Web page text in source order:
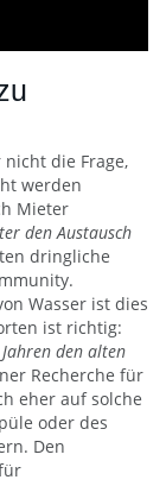
die Frage,
werden
Mieter
den Austausch
dringliche
Wasser ist dies
ist richtig:
den alten
Recherche für
eher auf solche
oder des
Den